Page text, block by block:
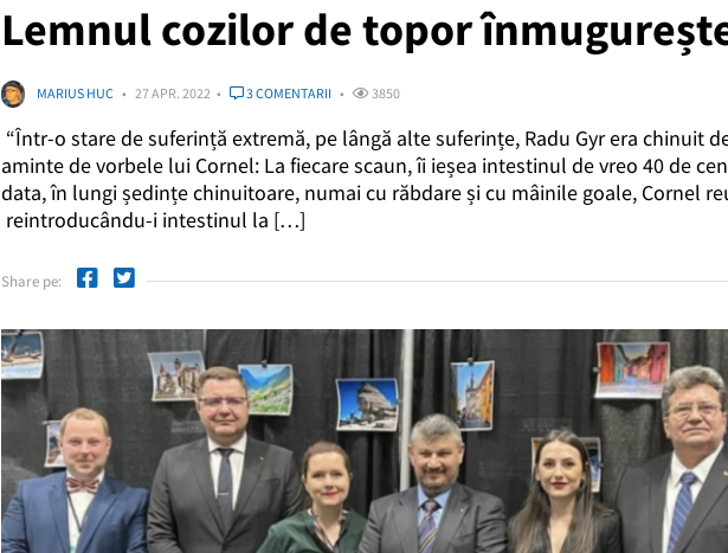
Lemnul cozilor de topor
MARIUS HUC 27 APR. 2022 3 COMENTARII 3850
“Într-o stare de suferință extremă, pe lângă alte suferințe, Radu Gyr era chinuit
aminte de vorbele lui Cornel: La fiecare scaun, îi ieșea intestinul de vreo 40 de
data, în lungi ședințe chinuitoare, numai cu răbdare și cu mâinile goale, Cornel
reintroducându-i intestinul la […]
Share pe: